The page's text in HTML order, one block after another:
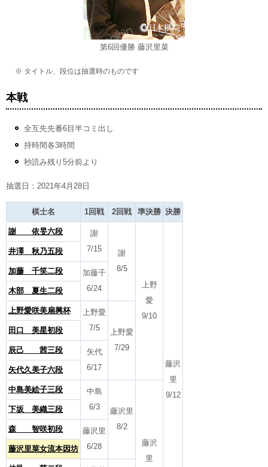
第6回優勝 藤沢里菜
※ タイトル、段位は抽選時のものです
本戦
全互先先番6目半コミ出し
持時間各3時間
秒読み残り5分前より
抽選日：2021年4月28日
棋士名 1回戦 2回戦 準決勝 決勝
謝 依旻六段
謝
7/15
謝
8/5
上野
愛
9/10
藤沢
里
9/12
井澤 秋乃五段
加藤 千笑二段
加藤千
6/24
木部 夏生二段
上野愛咲美扇興杯
上野愛
7/5
上野愛
7/29
田口 美星初段
辰己 茜三段
矢代
6/17
矢代久美子六段
中島美絵子三段
中島
6/3
藤沢里
8/2
藤沢
里
下坂 美織三段
森 智咲初段
藤沢里
6/28
藤沢里菜女流本因坊